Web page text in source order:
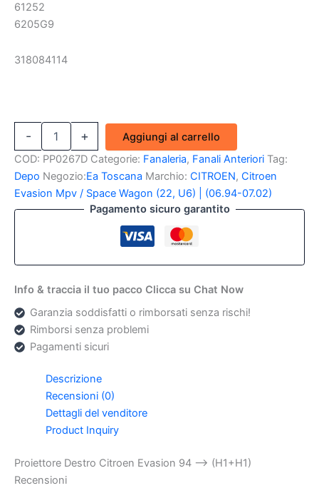
61252
6205G9
318084114
-
Proiettore
Citroen
Evasion
--
>
+
Aggiungi al carrello
COD: PP0267D Categorie: Fanaleria, Fanali Anteriori Tag:
Depo Negozio:Ea Toscana Marchio: CITROEN, Citroen
Evasion Mpv / Space Wagon (22, U6) | (06.94-07.02)
Pagamento sicuro garantito
Info & traccia il tuo pacco Clicca su Chat Now
Garanzia soddisfatti o rimborsati senza rischi!
Rimborsi senza problemi
Pagamenti sicuri
Descrizione
Recensioni (0)
Dettagli del venditore
Product Inquiry
Proiettore Destro Citroen Evasion 94 –> (H1+H1)
Recensioni